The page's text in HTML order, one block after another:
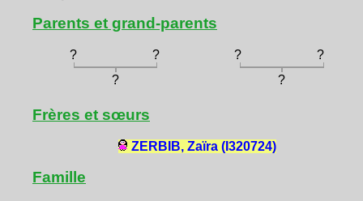
Parents et grand-parents
? ? ?
?
?
?
Frères et sœurs
ZERBIB, Zaïra (I320724)
Famille